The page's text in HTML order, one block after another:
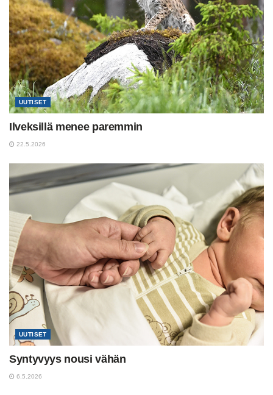
UUTISET
Ilveksillä menee paremmin
22.5.2026
UUTISET
Syntyvyys nousi vähän
6.5.2026